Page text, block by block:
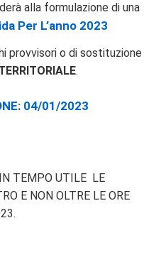
alla formulazione di una
Per L’anno 2023
provvisori o di sostituzione
.
04/01/2023
TEMPO UTILE LE
E NON OLTRE LE ORE